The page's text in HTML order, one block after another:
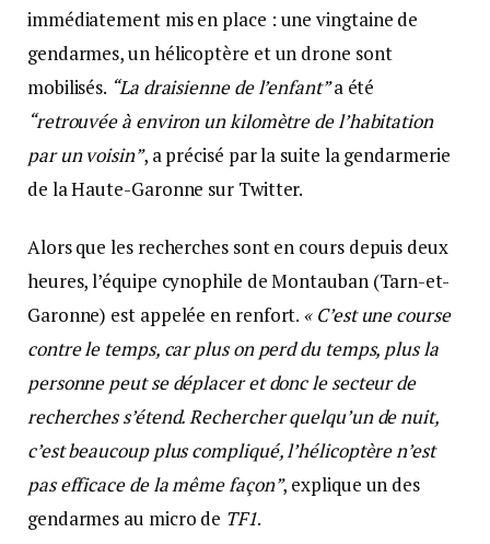
immédiatement mis en place : une vingtaine de
gendarmes, un hélicoptère et un drone sont
mobilisés. “La draisienne de l’enfant”a été
“retrouvée à environ un kilomètre de l’habitation
par un voisin”, a précisé par la suite la gendarmerie
de la Haute-Garonne sur Twitter.
Alors que les recherches sont en cours depuis deux
heures, l’équipe cynophile de Montauban (Tarn-et-
Garonne) est appelée en renfort. « C’est une course
contre le temps, car plus on perd du temps, plus la
personne peut se déplacer et donc le secteur de
recherches s’étend. Rechercher quelqu’un de nuit,
c’est beaucoup plus compliqué, l’hélicoptère n’est
pas efficace de la même façon”, explique un des
gendarmes au micro de TF1.